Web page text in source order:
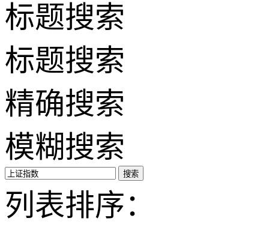
标题搜索
标题搜索
精确搜索
模糊搜索
搜索
列表排序：